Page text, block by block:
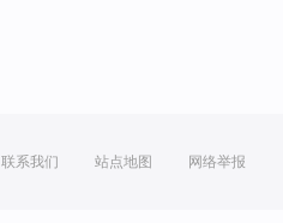
联系我们 站点地图 网络举报